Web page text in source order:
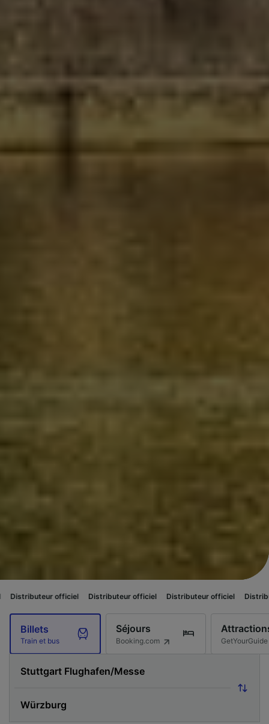
officiel Distributeur officiel Distributeur officiel Distributeur officiel
Billets
Train et bus
Séjours
Booking.com GetYourGuide